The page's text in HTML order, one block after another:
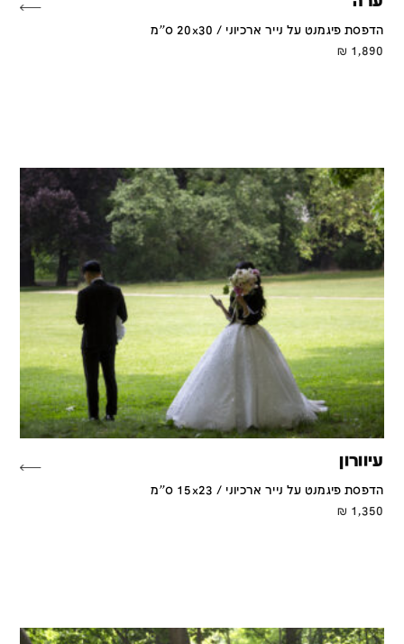
הדפסת פיגמנט על נייר ארכיוני / 20x30 ס''מ
1,890
₪
עיוורון
הדפסת פיגמנט על נייר ארכיוני / 15x23 ס''מ
1,350
₪